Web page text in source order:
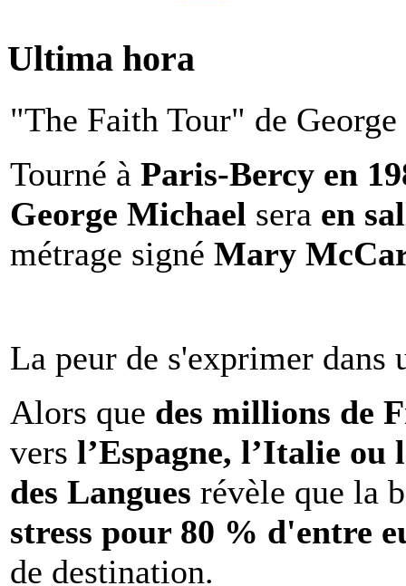
Ultima hora
"The Faith Tour" de
Tourné à Paris-Bercy en
George Michael sera en
métrage signé Mary
La peur de s'exprimer dans
Alors que des millions de
vers l’Espagne, l’Italie ou
des Langues révèle que la
stress pour 80 % d'entre
de destination.